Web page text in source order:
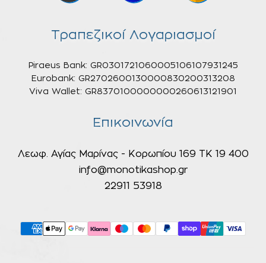
Τραπεζικοί Λογαριασμοί
Piraeus Bank: GR0301721060005106107931245
Eurobank: GR2702600130000830200313208
Viva Wallet: GR8370100000000260613121901
Επικοινωνία
Λεωφ. Αγίας Μαρίνας - Κορωπίου 169 ΤΚ 19 400
info@monotikashop.gr
22911 53918